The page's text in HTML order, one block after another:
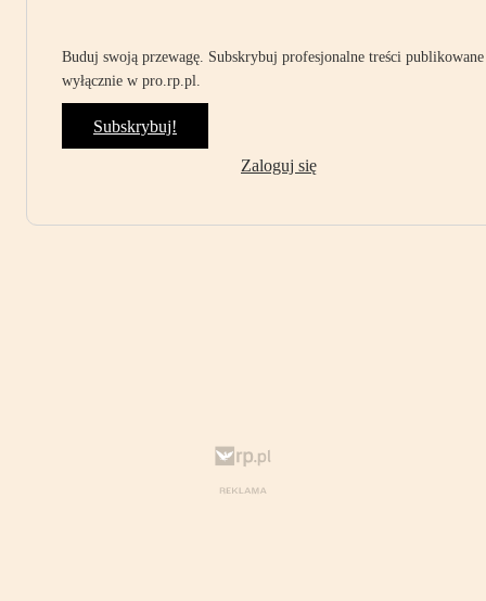
Buduj swoją przewagę. Subskrybuj profesjonalne treści publikowane
wyłącznie w pro.rp.pl.
Subskrybuj!
Zaloguj się